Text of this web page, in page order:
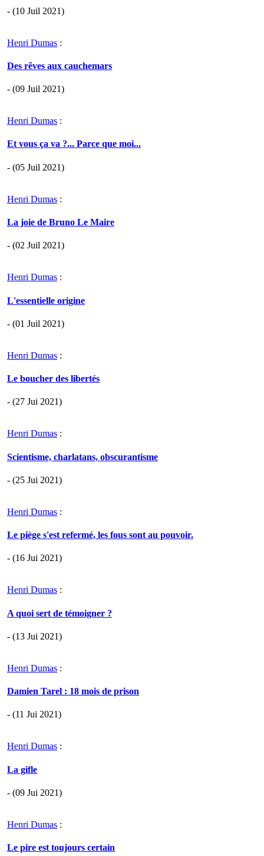
- (10 Juil 2021)
Henri Dumas :
Des rêves aux cauchemars
- (09 Juil 2021)
Henri Dumas :
Et vous ça va ?... Parce que moi...
- (05 Juil 2021)
Henri Dumas :
La joie de Bruno Le Maire
- (02 Juil 2021)
Henri Dumas :
L'essentielle origine
- (01 Juil 2021)
Henri Dumas :
Le boucher des libertés
- (27 Jui 2021)
Henri Dumas :
Scientisme, charlatans, obscurantisme
- (25 Jui 2021)
Henri Dumas :
Le piège s'est refermé, les fous sont au pouvoir.
- (16 Jui 2021)
Henri Dumas :
A quoi sert de témoigner ?
- (13 Jui 2021)
Henri Dumas :
Damien Tarel : 18 mois de prison
- (11 Jui 2021)
Henri Dumas :
La gifle
- (09 Jui 2021)
Henri Dumas :
Le pire est toujours certain